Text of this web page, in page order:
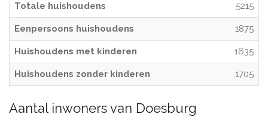
Totale huishoudens 5215
Eenpersoons huishoudens 1875
Huishoudens met kinderen 1635
Huishoudens zonder kinderen 1705
Aantal inwoners van Doesburg